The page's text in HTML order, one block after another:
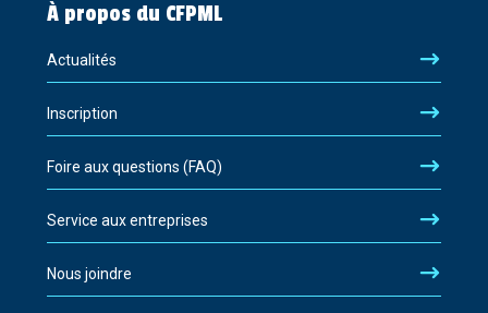
À propos du CFPML
Actualités
Inscription
Foire aux questions (FAQ)
Service aux entreprises
Nous joindre